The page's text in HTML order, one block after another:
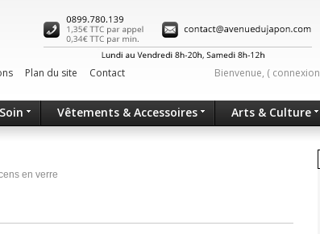
Bienvenue, ( connexion
Plan du site Contact
Vêtements & Accessoires Arts & Culture
en verre